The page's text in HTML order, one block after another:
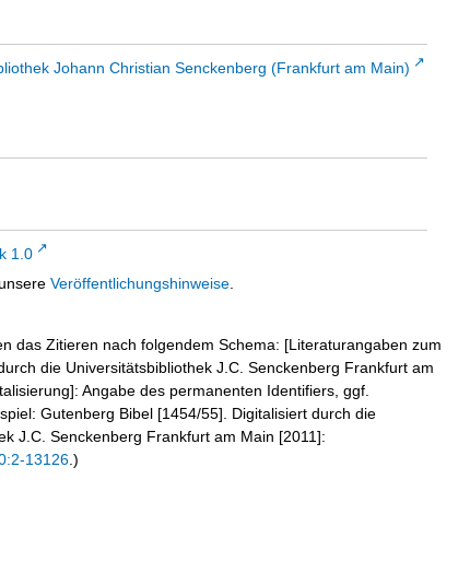
Johann Christian Senckenberg (Frankfurt am Main)
1.0
Veröffentlichungshinweise
das Zitieren nach folgendem Schema: [Literaturangaben zum
die Universitätsbibliothek J.C. Senckenberg Frankfurt am
Angabe des permanenten Identifiers, ggf.
Gutenberg Bibel [1454/55]. Digitalisiert durch die
J.C. Senckenberg Frankfurt am Main [2011]:
13126 .)